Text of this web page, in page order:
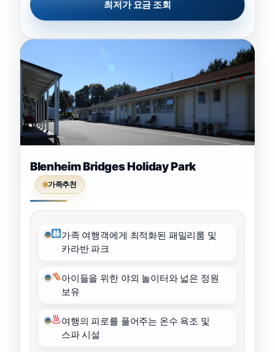
최저가 요금 조회
Blenheim Bridges Holiday Park
가족추천
가족 여행객에게 최적화된 패밀리룸 및
카라반 파크
아이들을 위한 야외 놀이터와 넓은 정원
보유
여행의 피로를 풀어주는 온수 욕조 및
스파 시설